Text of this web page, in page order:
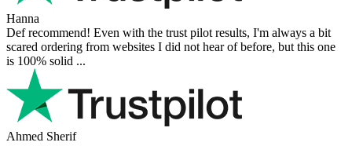
Nerijus
Excellent store! Friendly and professional communication, fast
shipping, and the item arrived well packaged. The whole purchasing
experience was smoot ...
Richard Möckel
Super Support! Bestellvorgang hat super funktioniert. Ich einen